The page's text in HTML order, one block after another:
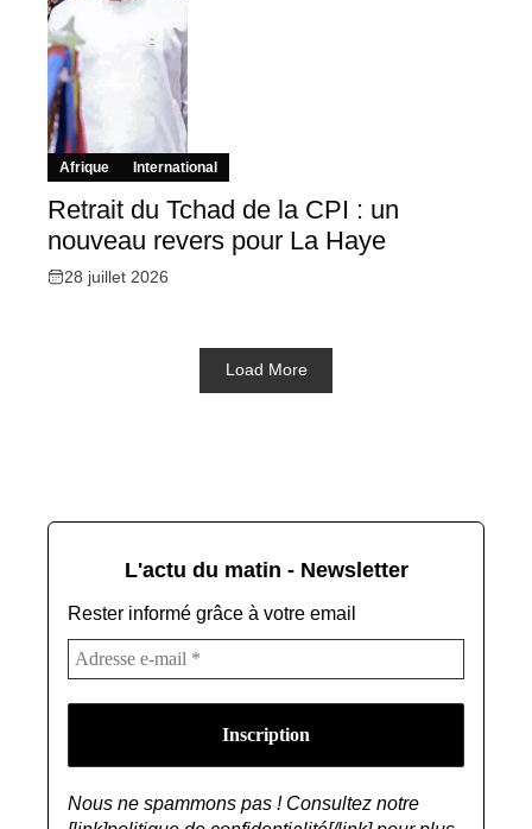
Afrique International
Retrait du Tchad de la CPI : un
nouveau revers pour La Haye
28 juillet 2026
Load More
L'actu du matin - Newsletter
Rester informé grâce à votre email
Nous ne spammons pas ! Consultez notre